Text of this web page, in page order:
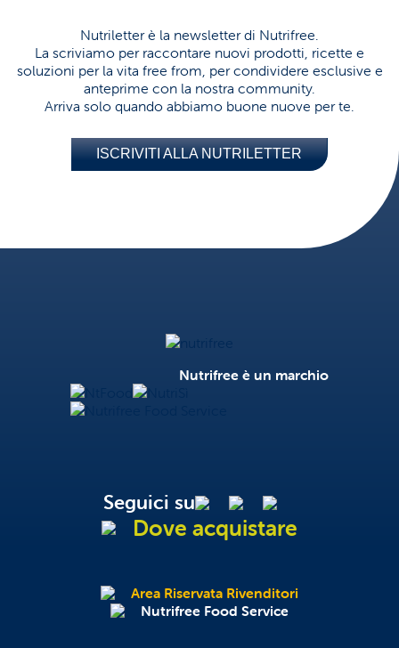
Nutriletter è la newsletter di Nutrifree.
La scriviamo per raccontare nuovi prodotti, ricette e
soluzioni per la vita free from, per condividere esclusive e
anteprime con la nostra community.
Arriva solo quando abbiamo buone nuove per te.
ISCRIVITI ALLA NUTRILETTER
Nutrifree è un marchio
NtFood
Seguici su
Dove acquistare
Area Riservata Rivenditori
Nutrifree Food Service